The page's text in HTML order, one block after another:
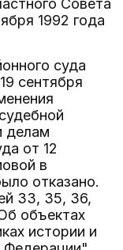
Совета
1992 года
суда
сентября
делам
от 12
в
отказано.
33, 35, 36,
объектах
истории и